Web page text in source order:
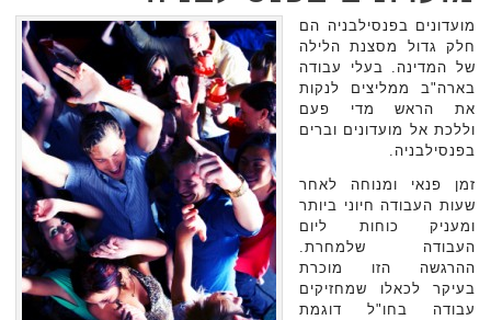
מועדונים בפנסילבניה הם
חלק גדול מסצנת הלילה
של המדינה. בעלי עבודה
בארה"ב ממליצים לנקות
את הראש מדי פעם
וללכת אל מועדונים וברים
בפנסילבניה.
זמן פנאי ומנוחה לאחר
שעות העבודה חיוני ביותר
ומעניק כוחות ליום
העבודה שלמחרת.
ההרגשה הזו מוכרת
בעיקר לכאלו שמחזיקים
עבודה בחו"ל דוגמת